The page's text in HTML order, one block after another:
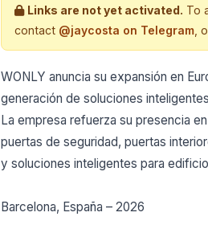
Links are not yet activated. To
contact @jaycosta on Telegram ,
WONLY anuncia su expansión en
generación de soluciones
La empresa refuerza su presencia
puertas de seguridad, puertas
y soluciones inteligentes para
Barcelona, España – 2026